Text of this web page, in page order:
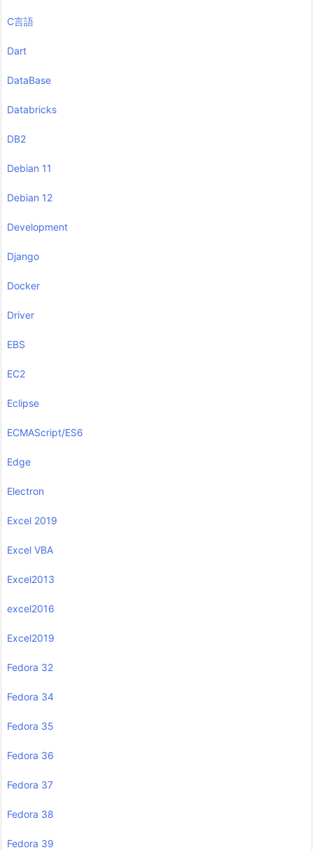
C言語
Dart
DataBase
Databricks
DB2
Debian 11
Debian 12
Development
Django
Docker
Driver
EBS
EC2
Eclipse
ECMAScript/ES6
Edge
Electron
Excel 2019
Excel VBA
Excel2013
excel2016
Excel2019
Fedora 32
Fedora 34
Fedora 35
Fedora 36
Fedora 37
Fedora 38
Fedora 39